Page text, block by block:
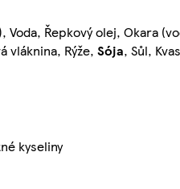
Voda, Řepkový olej, Okara
vláknina, Rýže, Sója, Sůl,
kyseliny